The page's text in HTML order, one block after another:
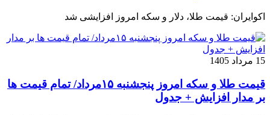
اکوایران: قیمت طلا، دلار و سکه امروز افزایشی شد
15 مرداد 1405
قیمت طلا و سکه امروز پنجشنبه ۱۵مرداد/ تمام قیمت ها
بر مدار افزایش + جدول